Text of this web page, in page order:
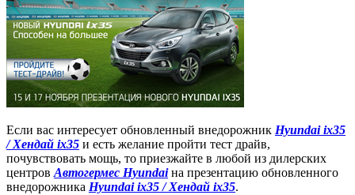
Если вас интересует обновленный внедорожник Hyundai ix35
/ Хендай ix35 и есть желание пройти тест драйв,
почувствовать мощь, то приезжайте в любой из дилерских
центров Автогермес Hyundaiна презентацию обновленного
внедорожника Hyundai ix35 / Хендай ix35.